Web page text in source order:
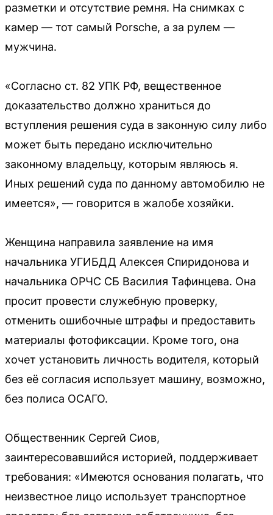
разметки и отсутствие ремня. На снимках с
камер — тот самый Porsche, а за рулем —
мужчина.
«Согласно ст. 82 УПК РФ, вещественное
доказательство должно храниться до
вступления решения суда в законную силу либо
может быть передано исключительно
законному владельцу, которым являюсь я.
Иных решений суда по данному автомобилю не
имеется», — говорится в жалобе хозяйки.
Женщина направила заявление на имя
начальника УГИБДД Алексея Спиридонова и
начальника ОРЧС СБ Василия Тафинцева. Она
просит провести служебную проверку,
отменить ошибочные штрафы и предоставить
материалы фотофиксации. Кроме того, она
хочет установить личность водителя, который
без её согласия использует машину, возможно,
без полиса ОСАГО.
Общественник Сергей Сиов,
заинтересовавшийся историей, поддерживает
требования: «Имеются основания полагать, что
неизвестное лицо использует транспортное